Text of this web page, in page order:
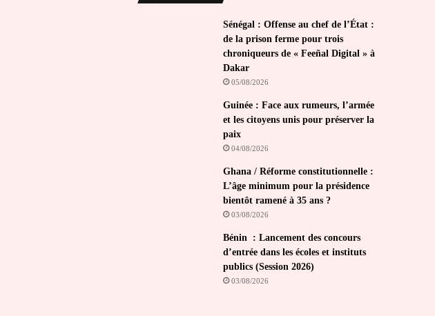
Sénégal : Offense au chef de l’État :
de la prison ferme pour trois
chroniqueurs de « Feeñal Digital » à
Dakar
05/08/2026
Guinée : Face aux rumeurs, l’armée
et les citoyens unis pour préserver la
paix
04/08/2026
Ghana / Réforme constitutionnelle :
L’âge minimum pour la présidence
bientôt ramené à 35 ans ?
03/08/2026
Bénin : Lancement des concours
d’entrée dans les écoles et instituts
publics (Session 2026)
03/08/2026